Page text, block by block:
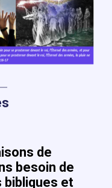
de
besoin de
et